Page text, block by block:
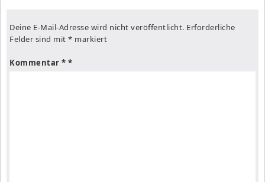
Deine E-Mail-Adresse wird nicht veröffentlicht. Erforderliche
Felder sind mit * markiert
Kommentar *